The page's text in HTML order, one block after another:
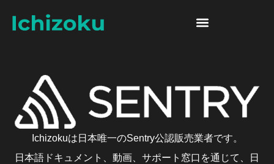
Skip to content
Ichizokuは日本唯一のSentry公認販売業者です。
日本語ドキュメント、動画、サポート窓口を通じて、日